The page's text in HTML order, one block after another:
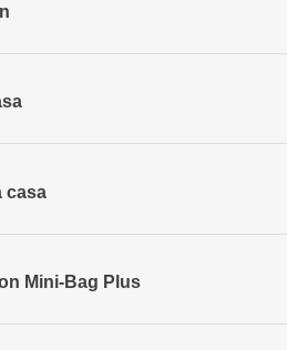
casa
Mini-Bag Plus